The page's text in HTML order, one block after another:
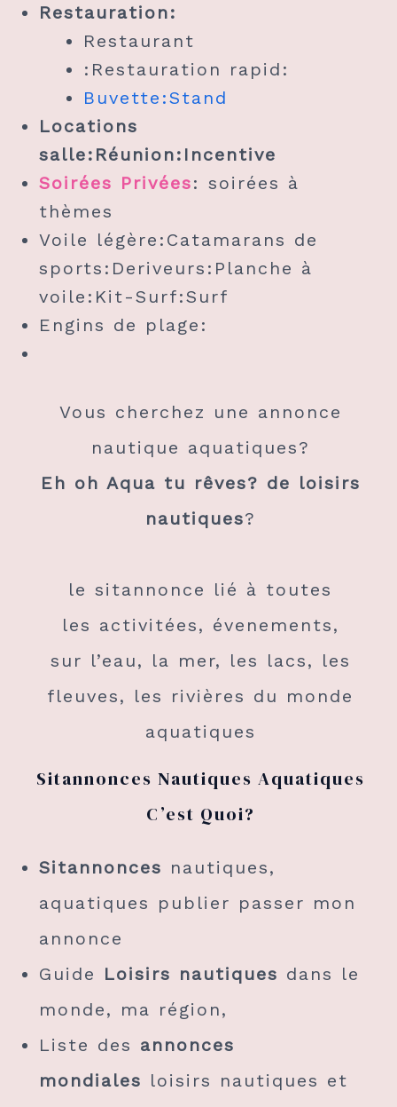
Restauration:
Restaurant
:Restauration rapid:
Buvette:Stand
Locations
salle:Réunion:Incentive
Soirées Privées: soirées à
thèmes
Voile légère:Catamarans de
sports:Deriveurs:Planche à
voile:Kit-Surf:Surf
Engins de plage:
Vous cherchez une annonce
nautique aquatiques?
Eh oh Aqua tu rêves? de loisirs
nautiques?
le sitannonce lié à toutes
les activitées, évenements,
sur l’eau, la mer, les lacs, les
fleuves, les rivières du monde
aquatiques
Sitannonces Nautiques Aquatiques
C’est Quoi?
Sitannonces nautiques,
aquatiques publier passer mon
annonce
Guide Loisirs nautiques dans le
monde, ma région,
Liste des annonces
mondiales loisirs nautiques et